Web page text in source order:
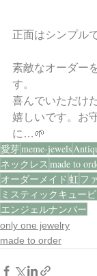
正面はシンプル
素敵なオーダー
す。
喜んでいただけ
嬉しいです。お
に…🌱
愛芽meme-jewels
ネックレス made to
オーダーメイド 虹 フ
ミスティックキュー
エンジェルナンバー
only one jewelry
made to order